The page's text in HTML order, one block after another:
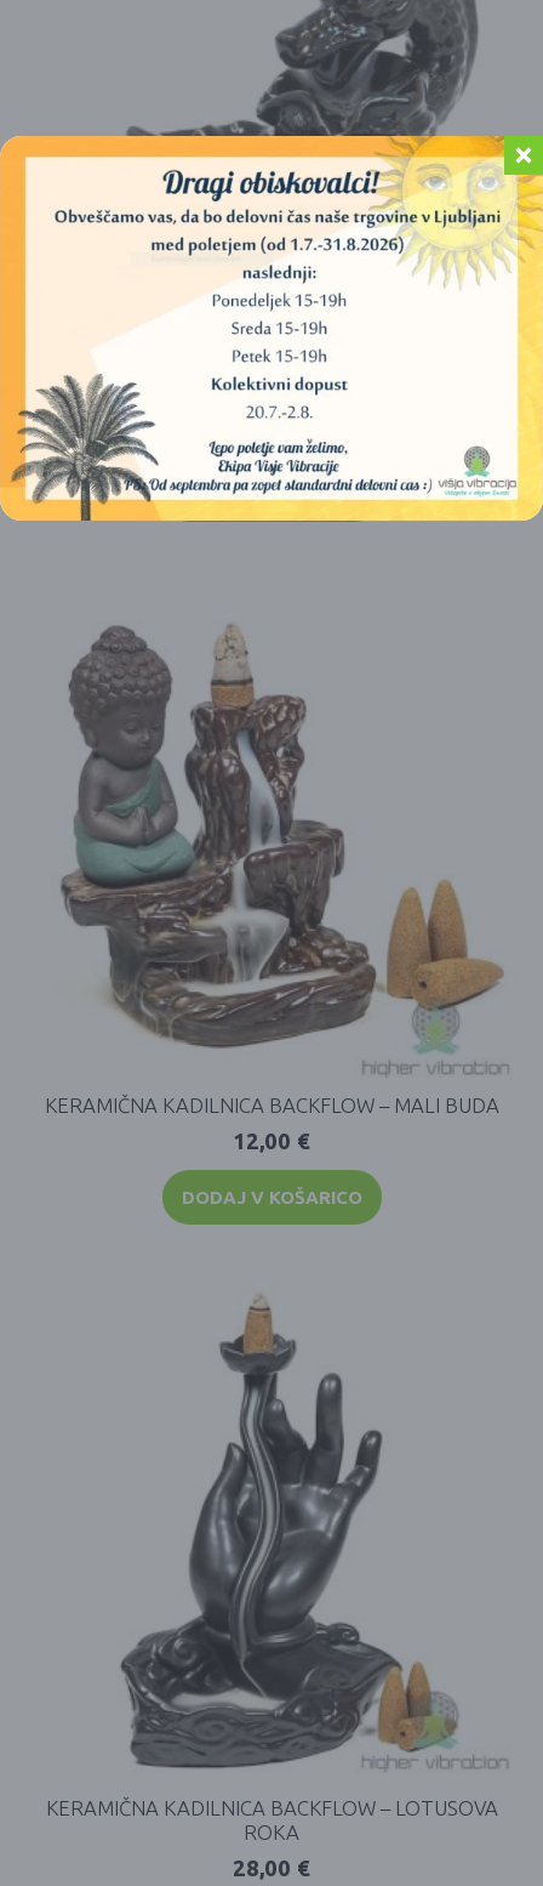
KERAMIČNA KADILNICA BACKFLOW – VELIKI ZMAJEV
BAZEN
28,00€
DODAJ V KOŠARICO
KERAMIČNA KADILNICA BACKFLOW – MALI BUDA
12,00 €
DODAJ V KOŠARICO
KERAMIČNA KADILNICA BACKFLOW – LOTUSOVA
ROKA
28,00 €